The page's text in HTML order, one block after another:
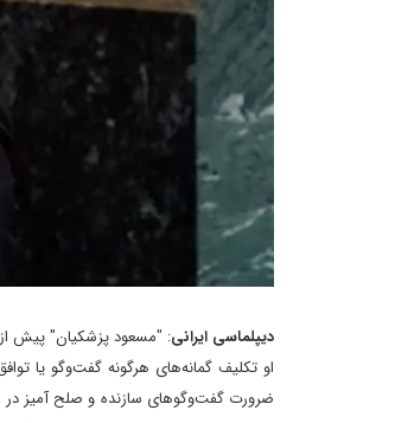
دیپلماسی ایرانی: "مسعود پزشکیان" پیش
او تکلیف گمانه‌های هرگونه گفت‌وگو یا
ضرورت گفت‌وگوهای سازنده و صلح آمیز